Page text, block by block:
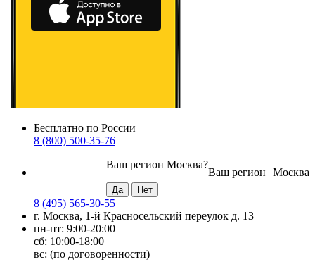
Бесплатно по России
8 (800) 500-35-76
Москва
Ваш регион
Ваш регион Москва?
8 (495) 565-30-55
г. Москва, 1-й Красносельский переулок д. 13
пн-пт: 9:00-20:00
сб: 10:00-18:00
вс: (по договоренности)